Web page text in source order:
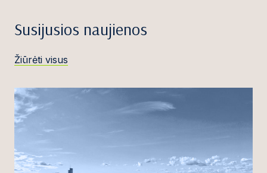
Susijusios naujienos
Žiūrėti visus